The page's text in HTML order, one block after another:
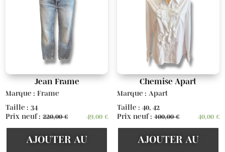
Jean Frame
Marque : Frame
Taille : 34
Prix neuf :220,00€ 49,00€
AJOUTER AU
Chemise Apart
Marque : Apart
Taille : 40, 42
Prix neuf :100,00€ 40,00 €
AJOUTER AU